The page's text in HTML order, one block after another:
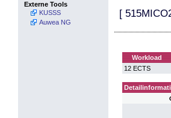
Externe Tools
KUSSS
Auwea NG
[
Workload
12 ECTS